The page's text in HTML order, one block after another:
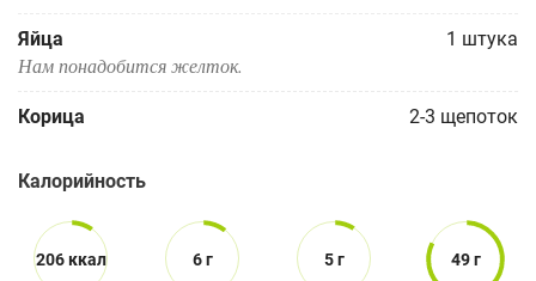
Яйца 1 штука
Нам понадобится желток.
Корица 2-3 щепоток
Калорийность
206 ккал 6 г 5 г 49 г